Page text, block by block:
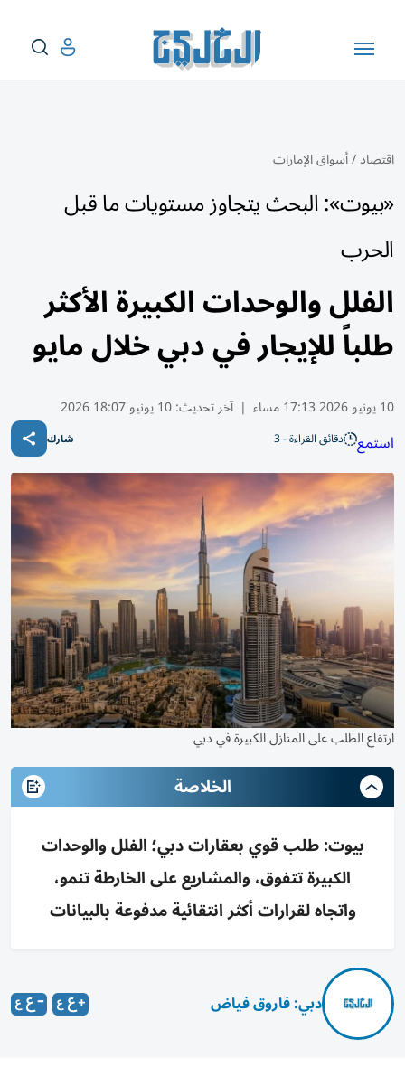
اقتصاد/أسواق الإمارات
«بيوت»: البحث يتجاوز مستويات ما قبل
الحرب
الفلل والوحدات الكبيرة الأكثر
طلباً للإيجار في دبي خلال مايو
10 يونيو 2026 17:13 مساء | آخر تحديث:10 يونيو 18:07 2026
استمع دقائق القراءة - 3 شارك
ارتفاع الطلب على المنازل الكبيرة في دبي
الخلاصة
بيوت: طلب قوي بعقارات دبي؛ الفلل والوحدات
الكبيرة تتفوق، والمشاريع على الخارطة تنمو،
واتجاه لقرارات أكثر انتقائية مدفوعة بالبيانات
دبي: فاروق فياض